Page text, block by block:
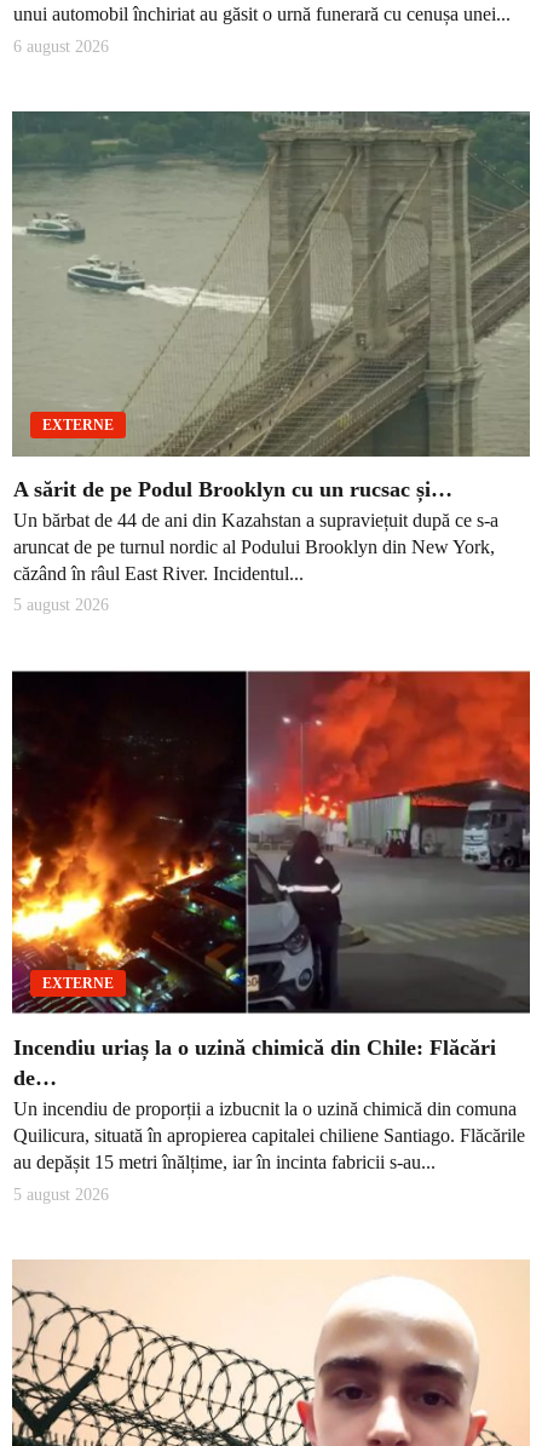
unui automobil închiriat au găsit o urnă funerară cu cenușa unei...
6 august 2026
EXTERNE
A sărit de pe Podul Brooklyn cu un rucsac și…
Un bărbat de 44 de ani din Kazahstan a supraviețuit după ce s-a
aruncat de pe turnul nordic al Podului Brooklyn din New York,
căzând în râul East River. Incidentul...
5 august 2026
EXTERNE
Incendiu uriaș la o uzină chimică din Chile: Flăcări
de…
Un incendiu de proporții a izbucnit la o uzină chimică din comuna
Quilicura, situată în apropierea capitalei chiliene Santiago. Flăcările
au depășit 15 metri înălțime, iar în incinta fabricii s-au...
5 august 2026